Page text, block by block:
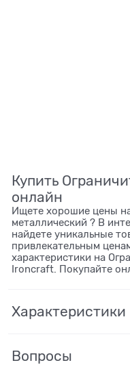
Купить
онлайн
Ищете хорошие цены
металлический ? В
найдете уникальные
привлекательным
характеристики на
Ironcraft. Покупайте
Характеристики
Вопросы